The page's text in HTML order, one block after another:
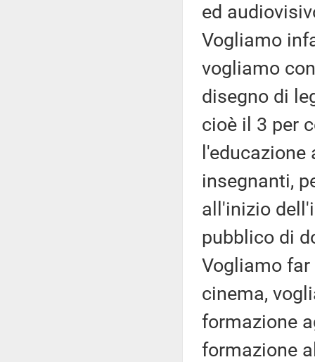
ed
Vogliamo
vogliamo
disegno di
cioè il 3 per
insegnanti,
all'inizio
pubblico di
Vogliamo
cinema,
formazione
formazione